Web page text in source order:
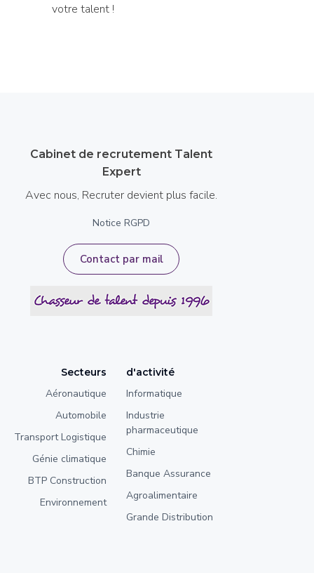
votre talent !
Cabinet de recrutement Talent
Expert
Avec nous, Recruter devient plus facile.
Notice RGPD
Contact par mail
Secteurs
Aéronautique
Automobile
Transport Logistique
Génie climatique
BTP Construction
Environnement
d'activité
Informatique
Industrie
pharmaceutique
Chimie
Banque Assurance
Agroalimentaire
Grande Distribution